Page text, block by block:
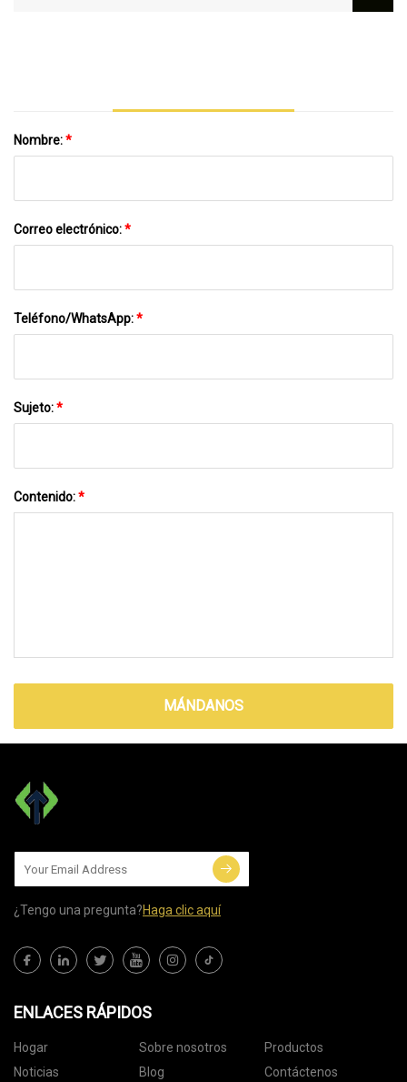
Nombre:*
Correo electrónico:*
Teléfono/WhatsApp:*
Sujeto:*
Contenido:*
MÁNDANOS
¿Tengo una pregunta?Haga clic aquí
ENLACES RÁPIDOS
Hogar Sobre nosotros
Productos
Noticias
Blog Contáctenos